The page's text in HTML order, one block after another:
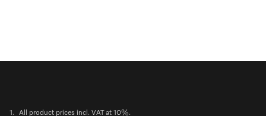
1. All product prices incl. VAT at 10%.